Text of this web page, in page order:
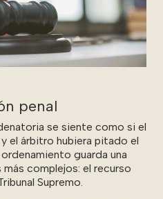
penal
se siente como si el
el árbitro hubiera pitado el
guarda una
complejos: el recurso
Supremo.